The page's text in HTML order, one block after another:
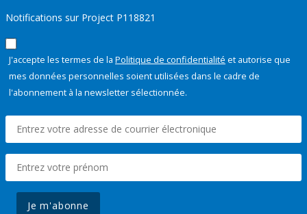
Notifications sur Project P118821
J'accepte les termes de la Politique de confidentialité et autorise que
mes données personnelles soient utilisées dans le cadre de
l'abonnement à la newsletter sélectionnée.
Je m'abonne